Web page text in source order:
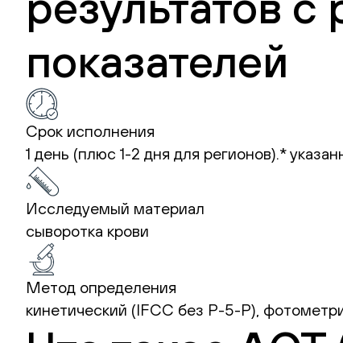
показателей
Срок исполнения
1 день (плюс 1-2 дня для регионов).*
Исследуемый материал
сыворотка крови
Метод определения
кинетический (IFCC без Р-5-Р),